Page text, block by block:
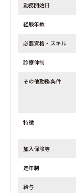
勤務開始日
経験年数
必要資格・スキル
診療体制
その他勤務条件
特徴
加入保険等
定年制
給与